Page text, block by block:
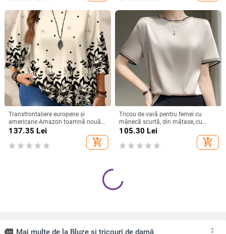
Transfrontaliere europene și
americane Amazon toamnă nouă
plus mărime femei moda
mânecă trei sferturi topuri femei
137.35 Lei
add_shopping_cart
Tricou de vară pentru femei cu
mânecă scurtă, din mătase, cu
guler rotund și organza, cu bază de
satin și acid acetic, vrac, din mătase
Mulberry
105.30 Lei
add_shopping_cart